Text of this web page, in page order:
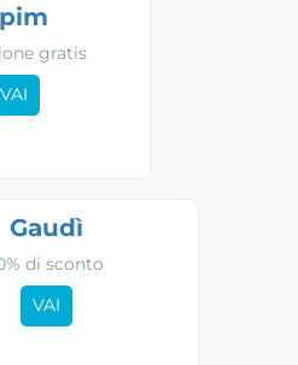
gratis
VAI
Gaudì
di sconto
VAI